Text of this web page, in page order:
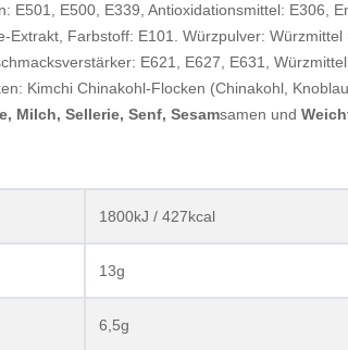
E501, E500, E339, Antioxidationsmittel: E306,
Extrakt, Farbstoff: E101. Würzpulver:
E621, E627, E631,
Kimchi Chinakohl-Flocken (Chinakohl,
Milch, Sellerie, Senf, Sesamsamen und
1800kJ / 427kcal
13g
6,5g